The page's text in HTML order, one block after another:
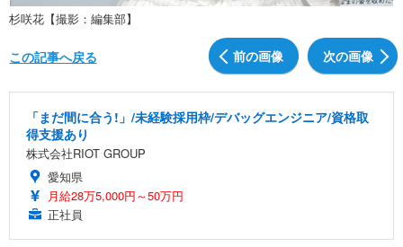
杉咲花【撮影：編集部】
前の画像 次の画像
この記事へ戻る
「まだ間に合う!」/未経験採用枠/デバッグエンジニア/資格取
得支援あり
株式会社RIOT GROUP
愛知県
月給28万5,000円～50万円
正社員